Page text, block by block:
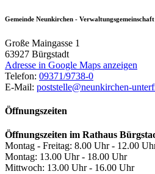
Gemeinde Neunkirchen -
Große Maingasse 1
63927 Bürgstadt
Adresse in Google Maps anzeigen
Telefon: 09371/9738-0
E-Mail: poststelle@neunkirchen-
Öffnungszeiten
Öffnungszeiten im Rathaus
Montag - Freitag: 8.00 Uhr - 12.00
Montag: 13.00 Uhr - 18.00 Uhr
Mittwoch: 13.00 Uhr - 16.00 Uhr